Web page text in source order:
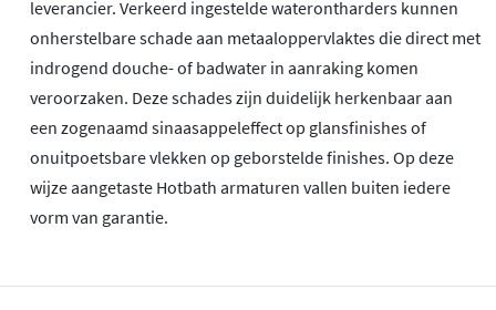
leverancier. Verkeerd ingestelde waterontharders kunnen
onherstelbare schade aan metaaloppervlaktes die direct met
indrogend douche- of badwater in aanraking komen
veroorzaken. Deze schades zijn duidelijk herkenbaar aan
een zogenaamd sinaasappeleffect op glansfinishes of
onuitpoetsbare vlekken op geborstelde finishes. Op deze
wijze aangetaste Hotbath armaturen vallen buiten iedere
vorm van garantie.